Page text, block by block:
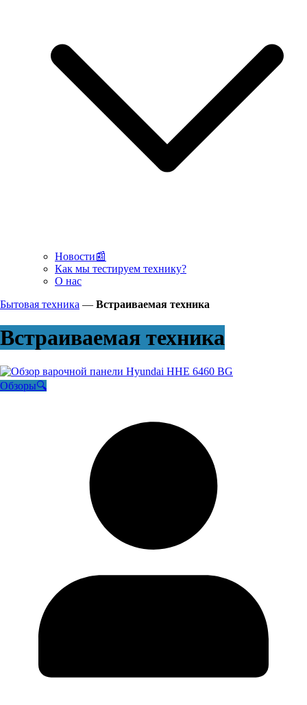
Новости📰
Как мы тестируем технику?
О нас
Бытовая техника — Встраиваемая техника
Встраиваемая техника
Обзоры🔍